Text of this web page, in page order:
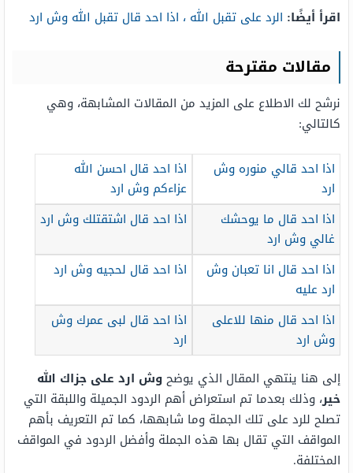
اقرأ أيضًا: الرد على تقبل الله ، اذا احد قال تقبل الله وش ارد
مقالات مقترحة
نرشح لك الاطلاع على المزيد من المقالات المشابهة، وهي
كالتالي:
اذا احد قالي منوره وش
ارد
اذا احد قال احسن الله
عزاءكم وش ارد
اذا احد قال ما يوحشك
غالي وش ارد
اذا احد قال اشتقتلك وش ارد
اذا احد قال انا تعبان وش
ارد عليه
اذا احد قال لحجيه وش ارد
اذا احد قال منها للاعلى
وش ارد
اذا احد قال لبى عمرك وش
ارد
إلى هنا ينتهي المقال الذي يوضحوش ارد على جزاك الله
خير، وذلك بعدما تم استعراض أهم الردود الجميلة واللبقة التي
تصلح للرد على تلك الجملة وما شابهها، كما تم التعريف بأهم
المواقف التي تقال بها هذه الجملة وأفضل الردود في المواقف
المختلفة.